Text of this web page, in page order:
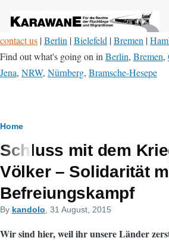
contact us |Berlin |Bielefeld |Bremen |
Find out what's going on in Berlin, Bremen,
Jena, NRW, Nürnberg, Bramsche-Hesepe
Breadcrumb
Home
Schluss mit dem
Völker – Solidarität
Befreiungskampf
By kandolo , 31 August, 2015
Wir sind hier, weil ihr unsere Länder